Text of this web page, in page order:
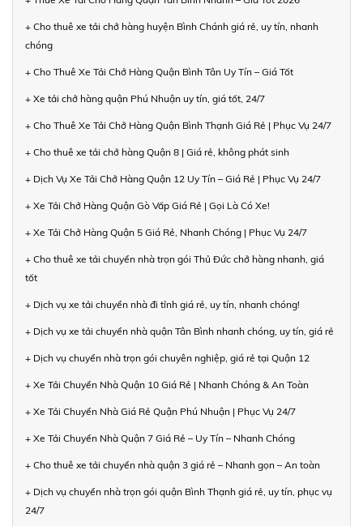
+ Cho thuê xe tải chở hàng huyện Bình Chánh giá rẻ, uy tín, nhanh
chóng
+ Cho Thuê Xe Tải Chở Hàng Quận Bình Tân Uy Tín – Giá Tốt
+ Xe tải chở hàng quận Phú Nhuận uy tín, giá tốt, 24/7
+ Cho Thuê Xe Tải Chở Hàng Quận Bình Thạnh Giá Rẻ | Phục Vụ 24/7
+ Cho thuê xe tải chở hàng Quận 8 | Giá rẻ, không phát sinh
+ Dịch Vụ Xe Tải Chở Hàng Quận 12 Uy Tín – Giá Rẻ | Phục Vụ 24/7
+ Xe Tải Chở Hàng Quận Gò Vấp Giá Rẻ | Gọi Là Có Xe!
+ Xe Tải Chở Hàng Quận 5 Giá Rẻ, Nhanh Chóng | Phục Vụ 24/7
+ Cho thuê xe tải chuyển nhà trọn gói Thủ Đức chở hàng nhanh, giá
tốt
+ Dịch vụ xe tải chuyển nhà đi tỉnh giá rẻ, uy tín, nhanh chóng!
+ Dịch vụ xe tải chuyển nhà quận Tân Bình nhanh chóng, uy tín, giá rẻ
+ Dịch vụ chuyển nhà trọn gói chuyên nghiệp, giá rẻ tại Quận 12
+ Xe Tải Chuyển Nhà Quận 10 Giá Rẻ | Nhanh Chóng & An Toàn
+ Xe Tải Chuyển Nhà Giá Rẻ Quận Phú Nhuận | Phục Vụ 24/7
+ Xe Tải Chuyển Nhà Quận 7 Giá Rẻ – Uy Tín – Nhanh Chóng
+ Cho thuê xe tải chuyển nhà quận 3 giá rẻ – Nhanh gọn – An toàn
+ Dịch vụ chuyển nhà trọn gói quận Bình Thạnh giá rẻ, uy tín, phục vụ
24/7